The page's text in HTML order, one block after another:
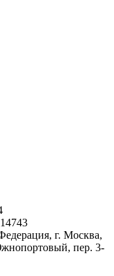
г. Москва,
пер. 3-